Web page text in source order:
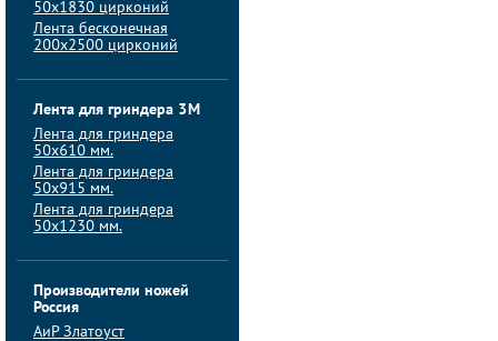
50x1830 цирконий
Лента бесконечная
200х2500 цирконий
Лента для гриндера 3M
Лента для гриндера
50x610 мм.
Лента для гриндера
50x915 мм.
Лента для гриндера
50x1230 мм.
Производители ножей
Россия
АиP Златоуст